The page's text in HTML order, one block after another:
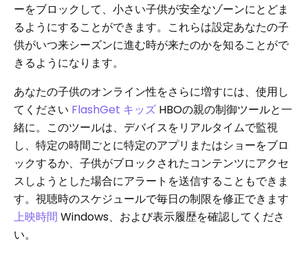
ーをブロックして、小さい子供が安全なゾーンにとどま
るようにすることができます。これらは設定あなたの子
供がいつ来シーズンに進む時が来たのかを知ることがで
きるようになります。
あなたの子供のオンライン性をさらに増すには、使用し
てください FlashGet キッズ HBOの親の制御ツールと一
緒に。このツールは、デバイスをリアルタイムで監視
し、特定の時間ごとに特定のアプリまたはショーをブロ
ックするか、子供がブロックされたコンテンツにアクセ
スしようとした場合にアラートを送信することもできま
す。視聴時のスケジュールで毎日の制限を修正できます
上映時間 Windows、および表示履歴を確認してくださ
い。